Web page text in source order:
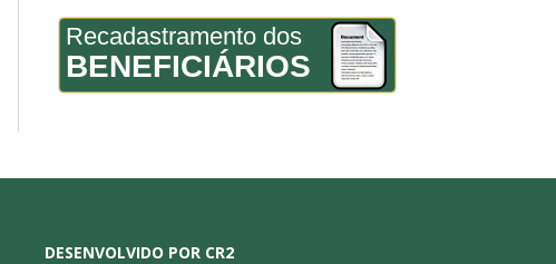
Recadastramento dos
BENEFICIÁRIOS
DESENVOLVIDO POR CR2